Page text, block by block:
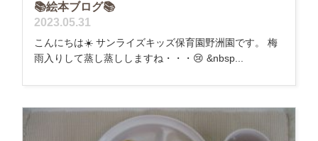
📚絵本ブログ📚
2023.05.31
こんにちは☀️ サンライズキッズ保育園野洲園です。 梅
雨入りして蒸し蒸ししますね・・・😢 &nbsp...